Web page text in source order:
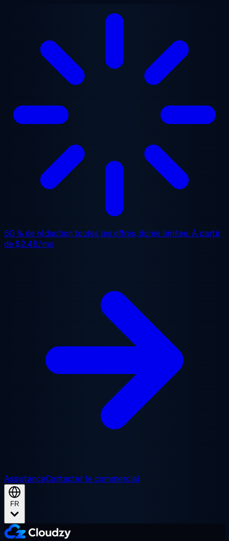
50 % de réduction toutes les offres, durée limitée. À partir
de$2.48/mo
AssistanceContacter le commercial
FR